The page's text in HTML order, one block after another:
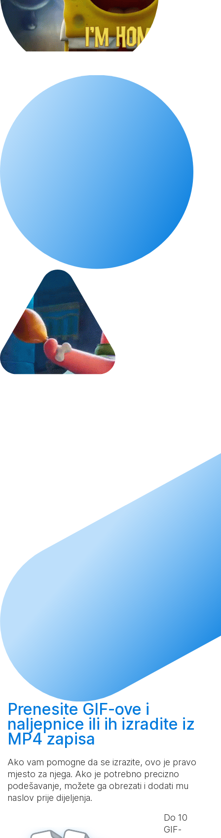
Prenesite GIF-ove i
naljepnice ili ih izradite iz
MP4 zapisa
Ako vam pomogne da se izrazite, ovo je pravo
mjesto za njega. Ako je potrebno precizno
podešavanje, možete ga obrezati i dodati mu
naslov prije dijeljenja.
Do 10
GIF-